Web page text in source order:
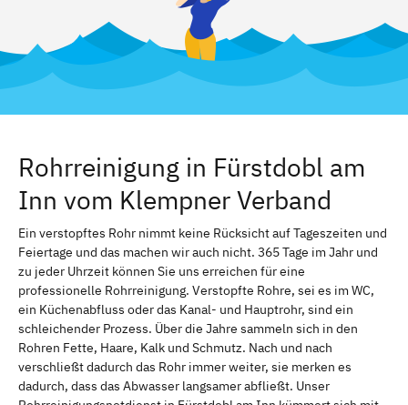
Rohrreinigung in Fürstdobl am
Inn vom Klempner Verband
Ein verstopftes Rohr nimmt keine Rücksicht auf Tageszeiten und
Feiertage und das machen wir auch nicht. 365 Tage im Jahr und
zu jeder Uhrzeit können Sie uns erreichen für eine
professionelle Rohrreinigung. Verstopfte Rohre, sei es im WC,
ein Küchenabfluss oder das Kanal- und Hauptrohr, sind ein
schleichender Prozess. Über die Jahre sammeln sich in den
Rohren Fette, Haare, Kalk und Schmutz. Nach und nach
verschließt dadurch das Rohr immer weiter, sie merken es
dadurch, dass das Abwasser langsamer abfließt. Unser